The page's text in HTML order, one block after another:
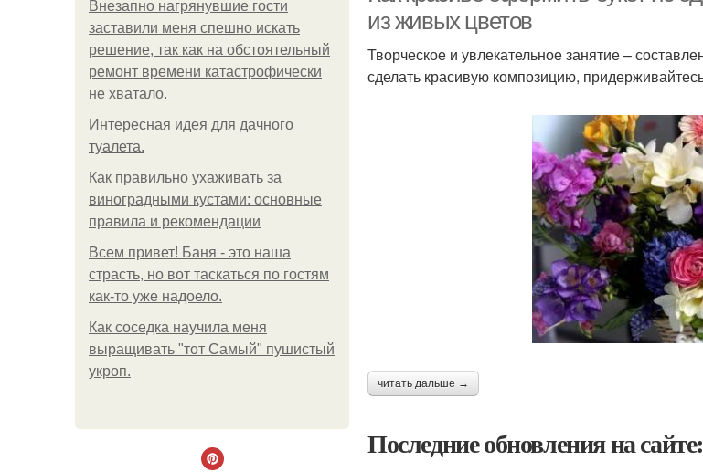
Внезапно нагрянувшие гости
заставили меня спешно искать
решение, так как на обстоятельный
ремонт времени катастрофически
не хватало.
Интересная идея для дачного
туалета.
Как правильно ухаживать за
виноградными кустами: основные
правила и рекомендации
Всем привет! Баня - это наша
страсть, но вот таскаться по гостям
как-то уже надоело.
Как соседка научила меня
выращивать "тот Самый" пушистый
укроп.
из живых цветов
Творческое и увлекательное занятие –
сделать красивую композицию,
читать дальше →
Последние обновления на сайте: